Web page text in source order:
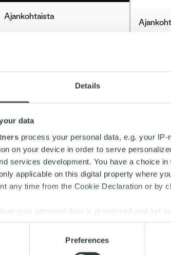
Details
data
process your personal data, e.g. your
on your device in order to serve
services development. You have a choice
applicable on this digital property where
any time from the Cookie Declaration or by
your personal data is processed and set
content and ads, to provide social
use of our site with our social media,
Preferences
Ajankohtaista
Lue lisää